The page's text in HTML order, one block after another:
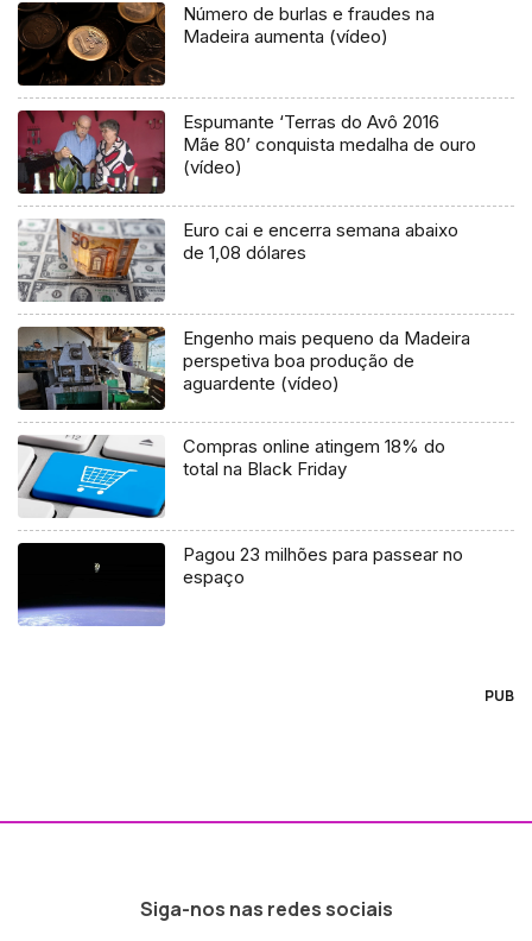
Número de burlas e fraudes na
Madeira aumenta (vídeo)
Espumante ‘Terras do Avô 2016
Mãe 80’ conquista medalha de ouro
(vídeo)
Euro cai e encerra semana abaixo
de 1,08 dólares
Engenho mais pequeno da Madeira
perspetiva boa produção de
aguardente (vídeo)
Compras online atingem 18% do
total na Black Friday
Pagou 23 milhões para passear no
espaço
PUB
Siga-nos nas redes sociais